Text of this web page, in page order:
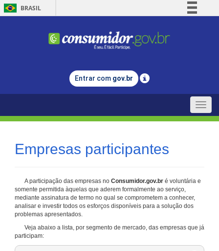
BRASIL
Comunica BR
Legislação
Entrar com gov.br
Toggle
Empresas participantes
A participação das empresas no Consumidor.gov.br é voluntária e
somente permitida àquelas que aderem formalmente ao serviço,
mediante assinatura de termo no qual se comprometem a conhecer,
analisar e investir todos os esforços disponíveis para a solução dos
problemas apresentados.
Veja abaixo a lista, por segmento de mercado, das empresas que já
participam: